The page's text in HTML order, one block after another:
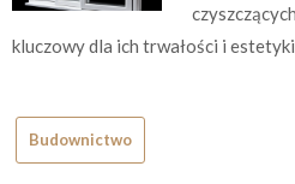
kluczowy dla ich trwałości i
Budownictwo